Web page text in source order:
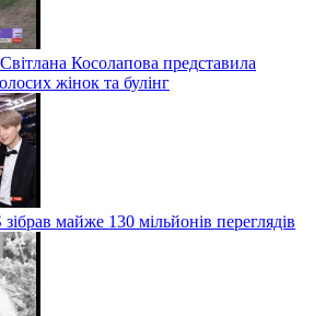
Косолапова представила
жінок та булінг
майже 130 мільйонів переглядів